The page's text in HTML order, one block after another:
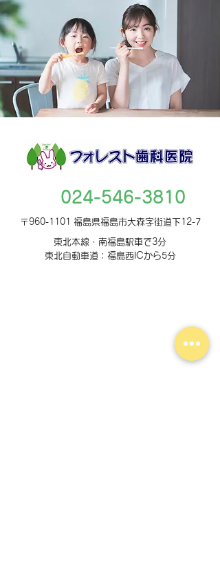
024-546-3810
〒960-1101 福島県福島市大森字街道下12-7
東北本線・南福島駅車で3分
東北自動車道：福島西ICから5分